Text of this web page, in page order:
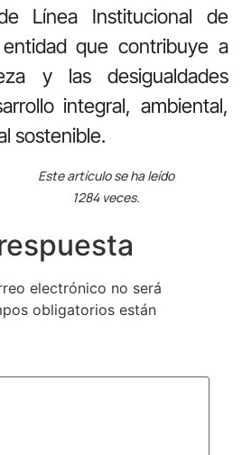
Línea Institucional de
entidad que contribuye a
y las desigualdades
integral, ambiental,
sostenible.
Este artículo se ha leído
1284 veces.
electrónico no será
obligatorios están